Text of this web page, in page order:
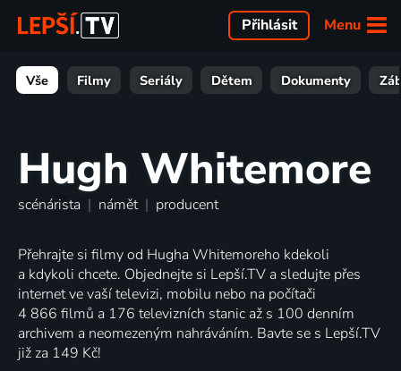
Menu
Přihlásit
Vše Filmy Seriály Dětem Dokumenty
Hugh Whitemore
scénárista | námět | producent
Přehrajte si filmy od Hugha Whitemoreho kdekoli
a kdykoli chcete. Objednejte si Lepší.TV a sledujte přes
internet ve vaší televizi, mobilu nebo na počítači
4 866 filmů a 176 televizních stanic až s 100 denním
archivem a neomezeným nahráváním. Bavte se s Lepší.TV
již za 149 Kč!